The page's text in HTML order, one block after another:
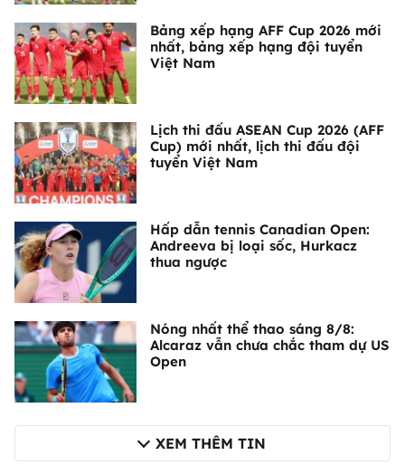
Bảng xếp hạng AFF Cup 2026 mới
nhất, bảng xếp hạng đội tuyển
Việt Nam
Lịch thi đấu ASEAN Cup 2026 (AFF
Cup) mới nhất, lịch thi đấu đội
tuyển Việt Nam
Hấp dẫn tennis Canadian Open:
Andreeva bị loại sốc, Hurkacz
thua ngược
Nóng nhất thể thao sáng 8/8:
Alcaraz vẫn chưa chắc tham dự US
Open
XEM THÊM TIN